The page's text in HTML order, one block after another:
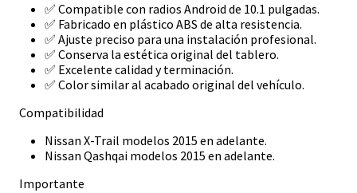
✅ Compatible con radios Android de 10.1 pulgadas.
✅ Fabricado en plástico ABS de alta resistencia.
✅ Ajuste preciso para una instalación profesional.
✅ Conserva la estética original del tablero.
✅ Excelente calidad y terminación.
✅ Color similar al acabado original del vehículo.
Compatibilidad
Nissan X-Trail modelos 2015 en adelante.
Nissan Qashqai modelos 2015 en adelante.
Importante